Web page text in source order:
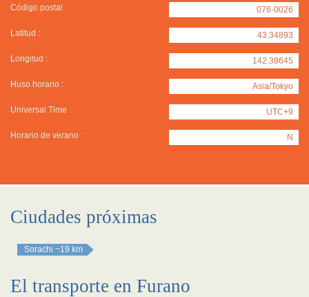
Código postal : 076-0026
Latitud : 43.34893
Longitud : 142.38645
Huso horario : Asia/Tokyo
Universal Time : UTC+9
Horario de verano : N
Ciudades próximas
Sorachi ~19 km
El transporte en Furano